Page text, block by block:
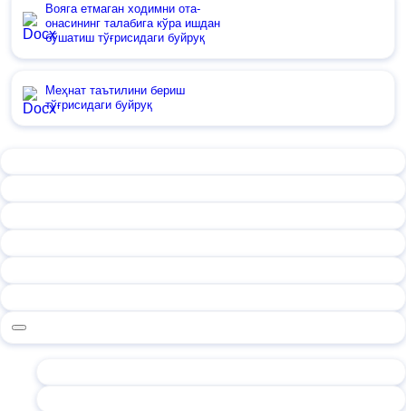
Вояга етмаган ходимни ота-
онасининг талабига кўра ишдан
бўшатиш тўғрисидаги буйруқ
Меҳнат таътилини бериш
тўғрисидаги буйруқ